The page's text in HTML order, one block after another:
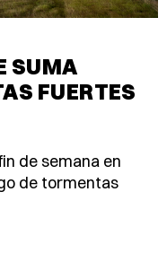
SUMA
FUERTES
de semana en
de tormentas